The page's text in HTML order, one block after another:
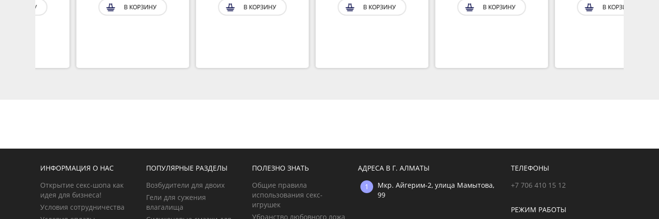
В КОРЗИНУ В КОРЗИНУ В КОРЗИНУ В КОРЗИНУ В КОРЗИНУ
ИНФОРМАЦИЯ О НАС
Открытие секс-шопа как
идея для бизнеса!
Условия сотрудничества
ПОПУЛЯРНЫЕ РАЗДЕЛЫ
Возбудители для двоих
Гели для сужения
влагалища
ПОЛЕЗНО ЗНАТЬ
Общие правила
использования секс-
игрушек
Убранство любовного ложа
АДРЕСА В Г. АЛМАТЫ
Мкр. Айгерим-2, улица Мамытова,
99
ТЕЛЕФОНЫ
+7 706 410 15 12
РЕЖИМ РАБОТЫ